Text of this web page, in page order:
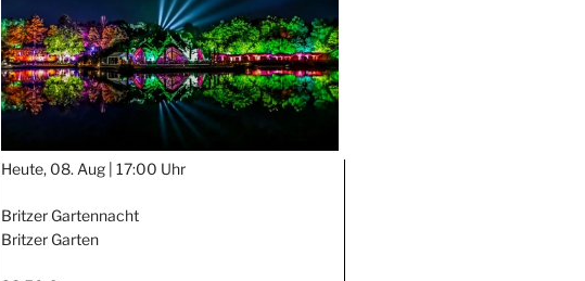
Heute, 08. Aug | 17:00 Uhr
Britzer Gartennacht
Britzer Garten